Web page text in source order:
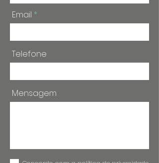
Email
Telefone
Mensagem